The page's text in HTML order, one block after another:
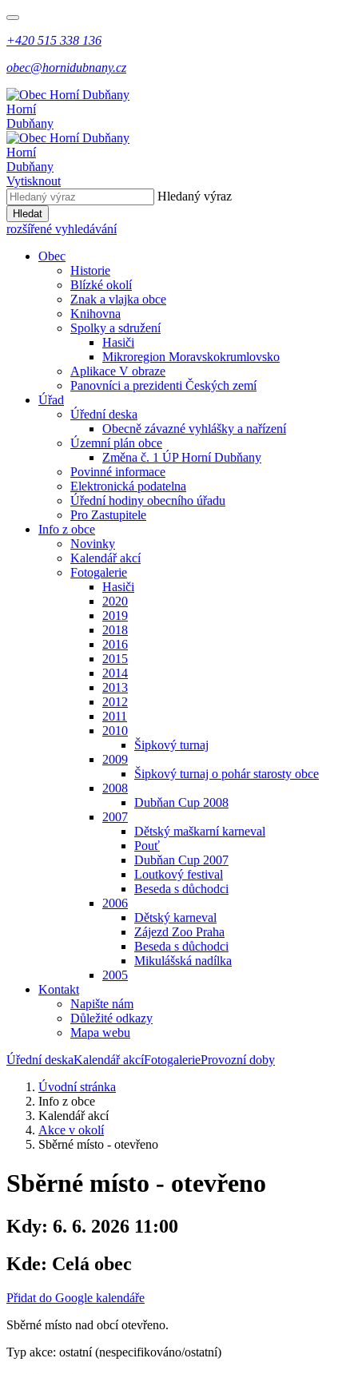
+420 515 338 136
obec@hornidubnany.cz
Horní
Dubňany
Horní
Dubňany
Vytisknout
Hledaný výraz
Hledat
rozšířené vyhledávání
Obec
Historie
Blízké okolí
Znak a vlajka obce
Knihovna
Spolky a sdružení
Hasiči
Mikroregion Moravskokrumlovsko
Aplikace V obraze
Panovníci a prezidenti Českých zemí
Úřad
Úřední deska
Obecně závazné vyhlášky a nařízení
Územní plán obce
Změna č. 1 ÚP Horní Dubňany
Povinné informace
Elektronická podatelna
Úřední hodiny obecního úřadu
Pro Zastupitele
Info z obce
Novinky
Kalendář akcí
Fotogalerie
Hasiči
2020
2019
2018
2016
2015
2014
2013
2012
2011
2010
Šipkový turnaj
2009
Šipkový turnaj o pohár starosty obce
2008
Dubňan Cup 2008
2007
Dětský maškarní karneval
Pouť
Dubňan Cup 2007
Loutkový festival
Beseda s důchodci
2006
Dětský karneval
Zájezd Zoo Praha
Beseda s důchodci
Mikulášská nadílka
2005
Kontakt
Napište nám
Důležité odkazy
Mapa webu
Úřední deskaKalendář akcíFotogalerieProvozní doby
Úvodní stránka
Info z obce
Kalendář akcí
Akce v okolí
Sběrné místo - otevřeno
Sběrné místo - otevřeno
Kdy: 6. 6. 2026 11:00
Kde: Celá obec
Přidat do Google kalendáře
Sběrné místo nad obcí otevřeno.
Typ akce: ostatní (nespecifikováno/ostatní)